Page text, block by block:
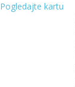
Pogledajte kartu